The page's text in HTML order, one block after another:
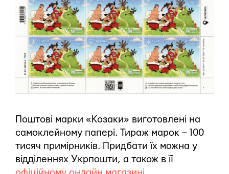
Поштові марки «Козаки» виготовлені на
самоклейному папері. Тираж марок – 100
тисяч примірників. Придбати їх можна у
відділеннях Укрпошти, а також в її